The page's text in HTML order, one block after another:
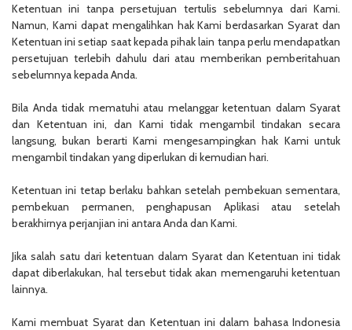
Ketentuan ini tanpa persetujuan tertulis sebelumnya dari Kami.
Namun, Kami dapat mengalihkan hak Kami berdasarkan Syarat dan
Ketentuan ini setiap saat kepada pihak lain tanpa perlu mendapatkan
persetujuan terlebih dahulu dari atau memberikan pemberitahuan
sebelumnya kepada Anda.
Bila Anda tidak mematuhi atau melanggar ketentuan dalam Syarat
dan Ketentuan ini, dan Kami tidak mengambil tindakan secara
langsung, bukan berarti Kami mengesampingkan hak Kami untuk
mengambil tindakan yang diperlukan di kemudian hari.
Ketentuan ini tetap berlaku bahkan setelah pembekuan sementara,
pembekuan permanen, penghapusan Aplikasi atau setelah
berakhirnya perjanjian ini antara Anda dan Kami.
Jika salah satu dari ketentuan dalam Syarat dan Ketentuan ini tidak
dapat diberlakukan, hal tersebut tidak akan memengaruhi ketentuan
lainnya.
Kami membuat Syarat dan Ketentuan ini dalam bahasa Indonesia